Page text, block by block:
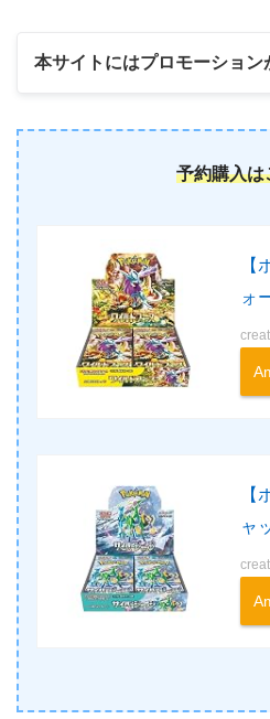
本サイトにはプロモーション
予約購入は
【
ォ
【
ャ